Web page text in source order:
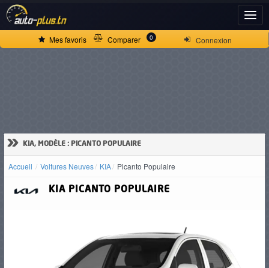
Connexion
Mes favoris Comparer 0
» KIA, MODÈLE : PICANTO POPULAIRE
Accueil Voitures Neuves KIA Picanto Populaire
KIA PICANTO POPULAIRE
ACCUEIL
D'OCCASION